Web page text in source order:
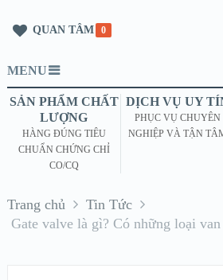
QUAN TÂM 0
MENU
SẢN PHẨM CHẤT
LƯỢNG
HÀNG ĐÚNG TIÊU
CHUẨN CHỨNG CHỈ
CO/CQ
DỊCH VỤ UY
PHỤC VỤ CHUYÊN
NGHIỆP VÀ TẬN
Trang chủ
Tin Tức
Gate valve là gì? Có những loại